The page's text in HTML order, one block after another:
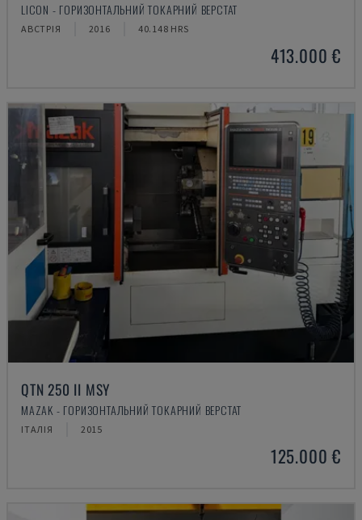
LICON - ГОРИЗОНТАЛЬНИЙ ТОКАРНИЙ ВЕРСТАТ
АВСТРІЯ 2016 40.148 HRS
413.000 €
QTN 250 II MSY
MAZAK - ГОРИЗОНТАЛЬНИЙ ТОКАРНИЙ ВЕРСТАТ
ІТАЛІЯ 2015
125.000 €